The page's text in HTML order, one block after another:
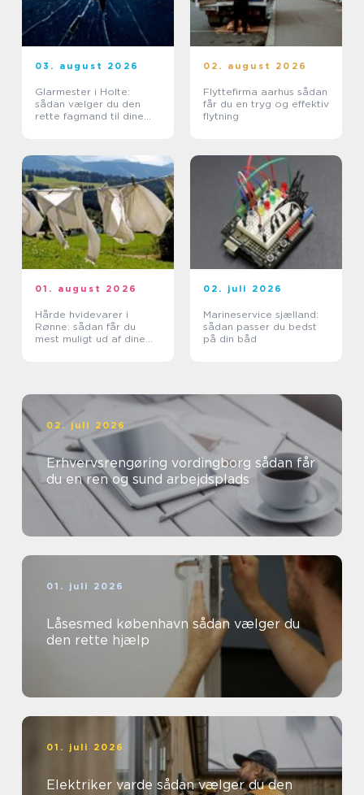
03. august 2026
Glarmester i Holte:
sådan vælger du den
rette fagmand til dine
02. august 2026
Flyttefirma aarhus sådan
får du en tryg og effektiv
flytning
01. august 2026
Hårde hvidevarer i
Rønne: sådan får du
mest muligt ud af dine
02. juli 2026
Marineservice sjælland:
sådan passer du bedst
på din båd
02. juli 2026
Erhvervsrengøring vordingborg sådan får
du en ren og sund arbejdsplads
01. juli 2026
Låsesmed københavn sådan vælger du
den rette hjælp
01. juli 2026
Elektriker varde sådan vælger du den